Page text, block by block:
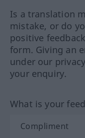
Is a translation
mistake, or do
positive
form. Giving an
under our
your enquiry.
What is your